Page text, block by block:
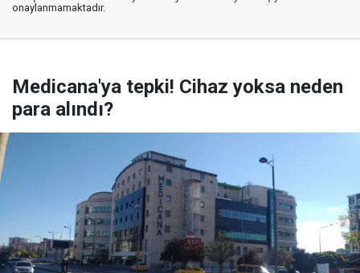
onaylanmamaktadır.
Medicana'ya tepki! Cihaz yoksa neden
para alındı?